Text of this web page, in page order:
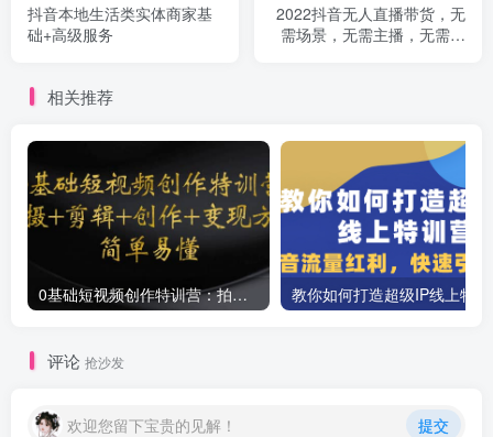
抖音本地生活类实体商家基
础+高级服务
2022抖音无人直播带货，无
需场景，无需主播，无需样
相关推荐
0基础短视频创作特训营：拍摄+剪辑+创作+变现方法
评论 抢沙发
欢迎您留下宝贵的见解！ 提交